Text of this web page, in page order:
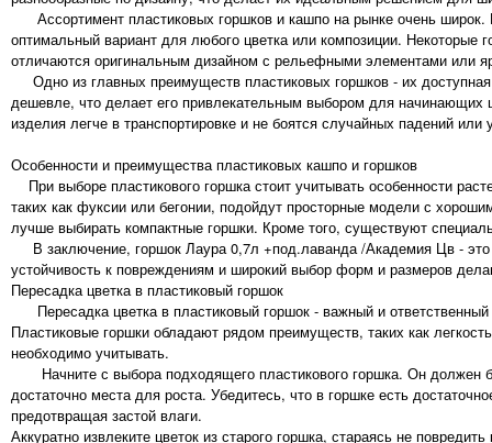
Ассортимент пластиковых горшков и кашпо на рынке очень
оптимальный вариант для любого цветка или композиции.
отличаются оригинальным дизайном с рельефными элементами или
Одно из главных преимуществ пластиковых горшков - их
дешевле, что делает его привлекательным выбором для начинающих
изделия легче в транспортировке и не боятся случайных падений или
Особенности и преимущества пластиковых кашпо и горшков
При выборе пластикового горшка стоит учитывать особенности
таких как фуксии или бегонии, подойдут просторные модели с
лучше выбирать компактные горшки. Кроме того, существуют
В заключение, горшок Лаура 0,7л +под.лаванда /Академия Цв - это
устойчивость к повреждениям и широкий выбор форм и размеров
Пересадка цветка в пластиковый горшок
Пересадка цветка в пластиковый горшок - важный и
Пластиковые горшки обладают рядом преимуществ, таких как
необходимо учитывать.
Начните с выбора подходящего пластикового горшка. Он должен
достаточно места для роста. Убедитесь, что в горшке есть
предотвращая застой влаги.
Аккуратно извлеките цветок из старого горшка, стараясь не